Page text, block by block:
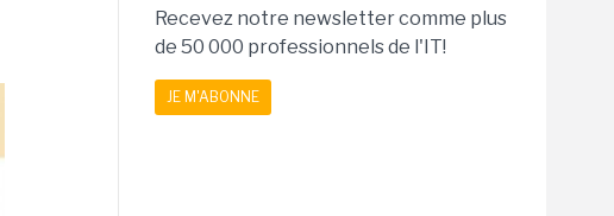
Recevez notre newsletter comme plus
de 50 000 professionnels de l'IT!
JE M'ABONNE